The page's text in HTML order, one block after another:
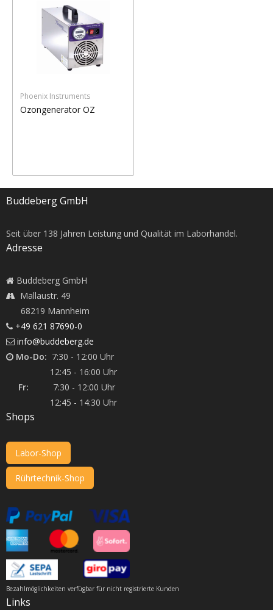
Phoenix Instruments
Ozongenerator OZ
Buddeberg GmbH
Seit über 138 Jahren Leistung und Qualität im Laborhandel.
Adresse
Buddeberg GmbH
Mallaustr. 49
68219 Mannheim
+49 621 87690-0
info@buddeberg.de
Mo-Do: 7:30 - 12:00 Uhr
12:45 - 16:00 Uhr
Fr: 7:30 - 12:00 Uhr
12:45 - 14:30 Uhr
Shops
Labor-Shop
Rührtechnik-Shop
Bezahlmöglichkeiten verfügbar für nicht registrierte Kunden
Links